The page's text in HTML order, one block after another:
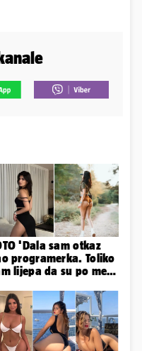
'Dala sam otkaz
programerka. Toliko
lijepa da su po meni